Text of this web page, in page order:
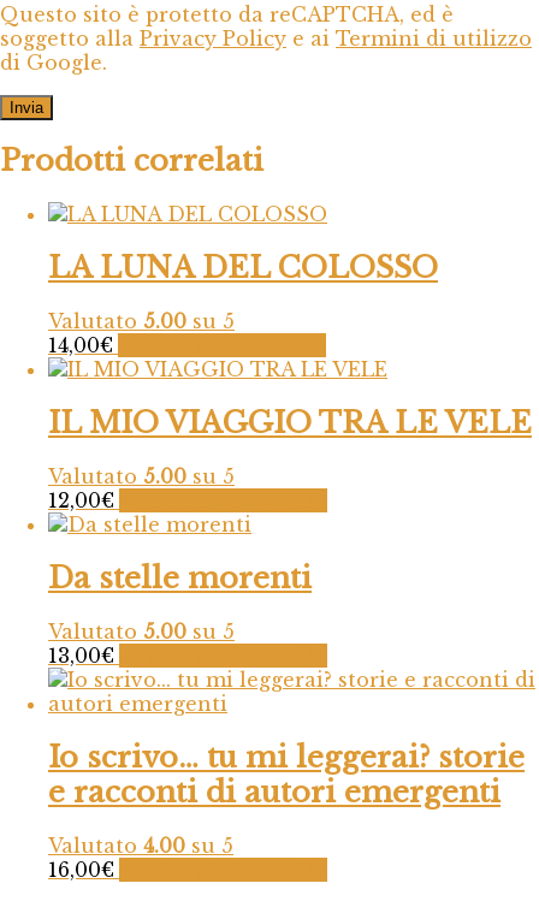
Questo sito è protetto da reCAPTCHA, ed è
soggetto alla Privacy Policy e ai Termini di utilizzo
di Google.
Prodotti correlati
LA LUNA DEL COLOSSO
Valutato 5.00 su 5
14,00€
IL MIO VIAGGIO TRA LE VELE
Valutato 5.00 su 5
12,00€
Da stelle morenti
Valutato 5.00 su 5
13,00€
Io scrivo… tu mi leggerai? storie
e racconti di autori emergenti
Valutato 4.00 su 5
16,00€